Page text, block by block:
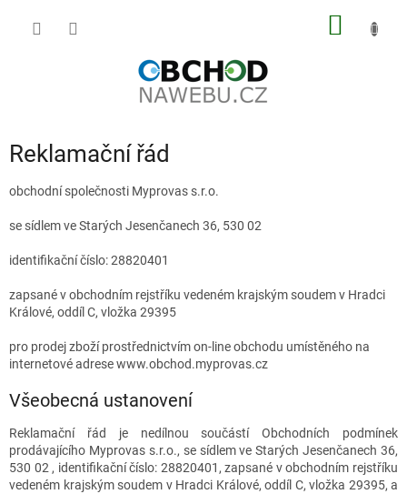
Reklamační řád
obchodní společnosti Myprovas s.r.o.
se sídlem ve Starých Jesenčanech 36, 530 02
identifikační číslo: 28820401
zapsané v obchodním rejstříku vedeném krajským soudem v Hradci
Králové, oddíl C, vložka 29395
pro prodej zboží prostřednictvím on-line obchodu umístěného na
internetové adrese www.obchod.myprovas.cz
Všeobecná ustanovení
Reklamační řád je nedílnou součástí Obchodních podmínek
prodávajícího Myprovas s.r.o., se sídlem ve Starých Jesenčanech 36,
530 02 , identifikační číslo: 28820401, zapsané v obchodním rejstříku
vedeném krajským soudem v Hradci Králové, oddíl C, vložka 29395, a